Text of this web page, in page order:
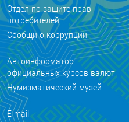
Отдел по защите прав
потребителей
Сообщи о коррупции
Автоинформатор
официальных курсов валют
Нумизматический музей
E-mail